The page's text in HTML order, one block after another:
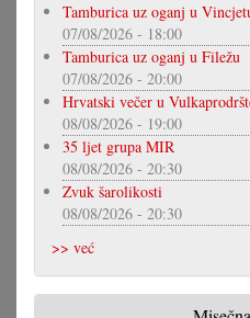
Tamburica uz oganj u
07/08/2026 - 18:00
Tamburica uz oganj u Filežu
07/08/2026 - 20:00
Hrvatski večer u
08/08/2026 - 19:00
35 ljet grupa MIR
08/08/2026 - 20:30
Zvuk šarolikosti
08/08/2026 - 20:30
>> već